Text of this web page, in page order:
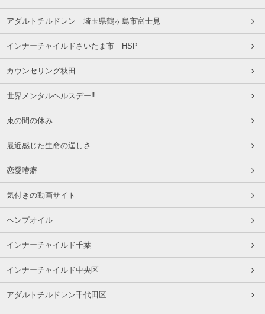
アダルトチルドレン 埼玉県鶴ヶ島市富士見
インナーチャイルドさいたま市 HSP
カウンセリング秋田
世界メンタルヘルスデー‼️
束の間の休み
最近感じた生命の逞しさ
恋愛嗜癖
気付きの動画サイト
ヘンプオイル
インナーチャイルド千葉
インナーチャイルド中央区
アダルトチルドレン千代田区